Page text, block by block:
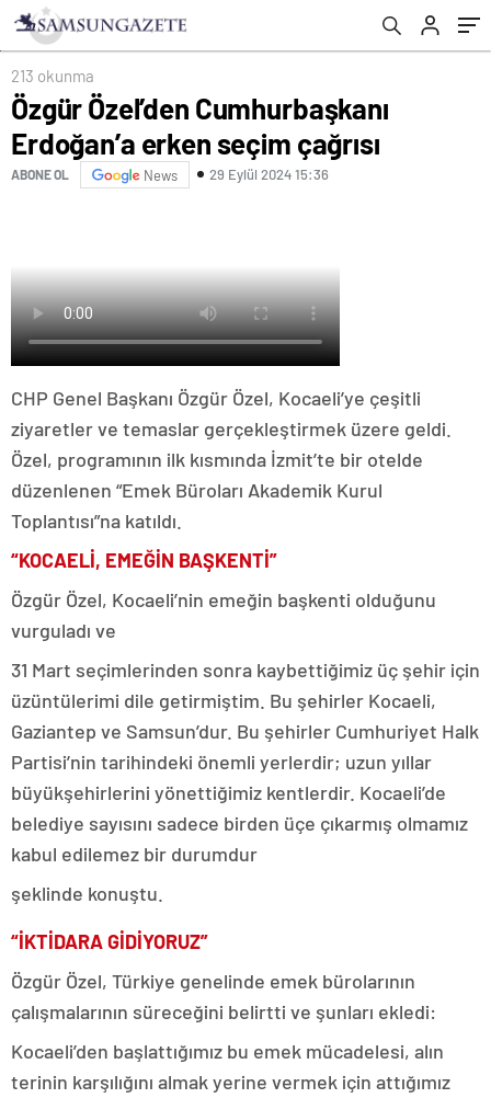
213 okunma
Özgür Özel’den Cumhurbaşkanı
Erdoğan’a erken seçim çağrısı
ABONE OL News 29 Eylül 2024 15:36
CHP Genel Başkanı Özgür Özel, Kocaeli’ye çeşitli
ziyaretler ve temaslar gerçekleştirmek üzere geldi.
Özel, programının ilk kısmında İzmit’te bir otelde
düzenlenen “Emek Büroları Akademik Kurul
Toplantısı”na katıldı.
“KOCAELİ, EMEĞİN BAŞKENTİ”
Özgür Özel, Kocaeli’nin emeğin başkenti olduğunu
vurguladı ve
31 Mart seçimlerinden sonra kaybettiğimiz üç şehir için
üzüntülerimi dile getirmiştim. Bu şehirler Kocaeli,
Gaziantep ve Samsun’dur. Bu şehirler Cumhuriyet Halk
Partisi’nin tarihindeki önemli yerlerdir; uzun yıllar
büyükşehirlerini yönettiğimiz kentlerdir. Kocaeli’de
belediye sayısını sadece birden üçe çıkarmış olmamız
kabul edilemez bir durumdur
şeklinde konuştu.
“İKTİDARA GİDİYORUZ”
Özgür Özel, Türkiye genelinde emek bürolarının
çalışmalarının süreceğini belirtti ve şunları ekledi:
Kocaeli’den başlattığımız bu emek mücadelesi, alın
terinin karşılığını almak yerine vermek için attığımız